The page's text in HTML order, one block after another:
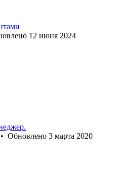
12 июня 2024
• Обновлено 3 марта 2020